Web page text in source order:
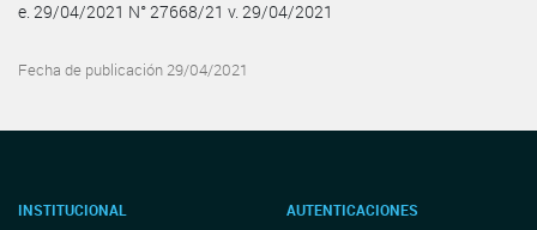
e. 29/04/2021 N° 27668/21 v. 29/04/2021
Fecha de publicación 29/04/2021
INSTITUCIONAL AUTENTICACIONES